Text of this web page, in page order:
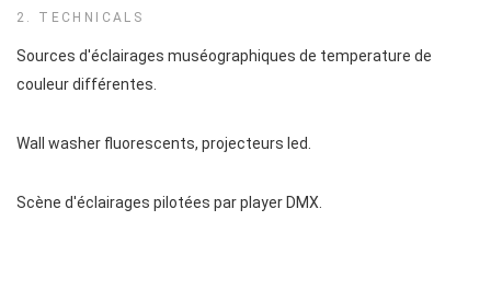
2. TECHNICALS
Sources d'éclairages muséographiques de temperature de
couleur différentes.
Wall washer fluorescents, projecteurs led.
Scène d'éclairages pilotées par player DMX.